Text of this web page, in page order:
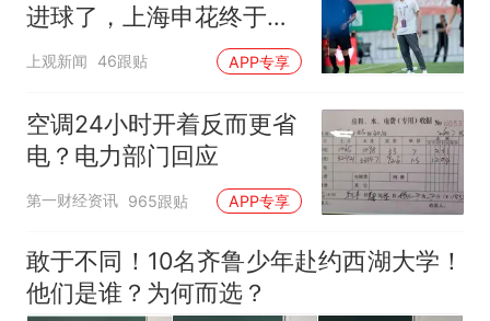
进球了，上海申花终于止
住中超三连败颓势
上观新闻 46跟贴 APP专享
空调24小时开着反而更省
电？电力部门回应
第一财经资讯 965跟贴 APP专享
敢于不同！10名齐鲁少年赴约西湖大学！
他们是谁？为何而选？